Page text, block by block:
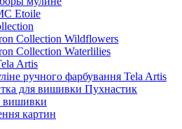
Etoile
Collection Wildflowers
Collection Waterlilies
Artis
ручного фарбування Tela Artis
для вишивки Пухнастик
вишивки
картин